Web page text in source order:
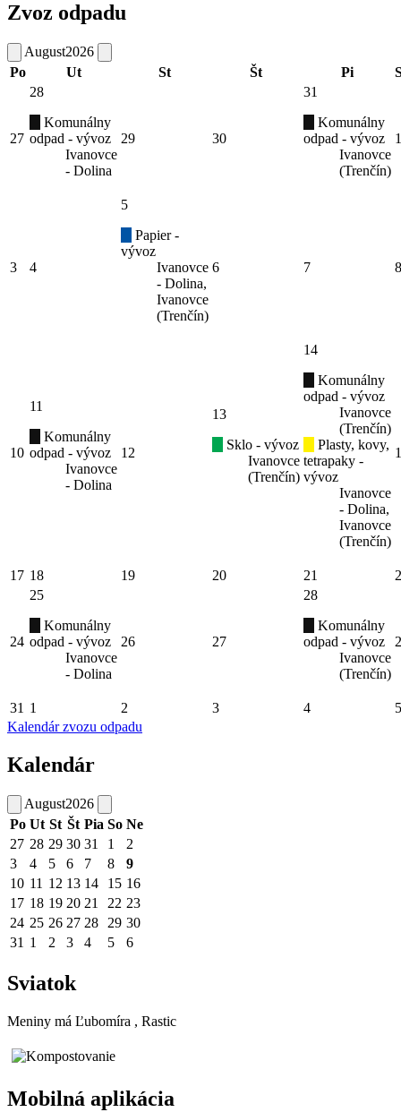
Zvoz odpadu
August2026
Po
Ut St Št Pi
27
28
Komunálny
odpad - vývoz
Ivanovce
- Dolina
29 30
31
Komunálny
odpad - vývoz
Ivanovce
(Trenčín)
1
3 4
5
Papier -
vývoz
Ivanovce
- Dolina,
Ivanovce
(Trenčín)
6 7 8
10
11
Komunálny
odpad - vývoz
Ivanovce
- Dolina
12
13
Sklo - vývoz
Ivanovce
(Trenčín)
14
Komunálny
odpad - vývoz
Ivanovce
(Trenčín)
Plasty, kovy,
tetrapaky -
vývoz
Ivanovce
- Dolina,
Ivanovce
(Trenčín)
17 18 19 20 21
24
25
Komunálny
odpad - vývoz
Ivanovce
- Dolina
26 27
28
Komunálny
odpad - vývoz
Ivanovce
(Trenčín)
31 1 2 3 4
5
Kalendár zvozu odpadu
Kalendár
August2026
Po Ut St Št Pia So Ne
27 28 29 30 31 1
2
3
4 5 6 7 8
9
10 11 12 13 14 15 16
17 18 19 20 21 22 23
24 25 26 27 28 29 30
31 1 2 3 4 5 6
Sviatok
Meniny má Ľubomíra , Rastic
Mobilná aplikácia